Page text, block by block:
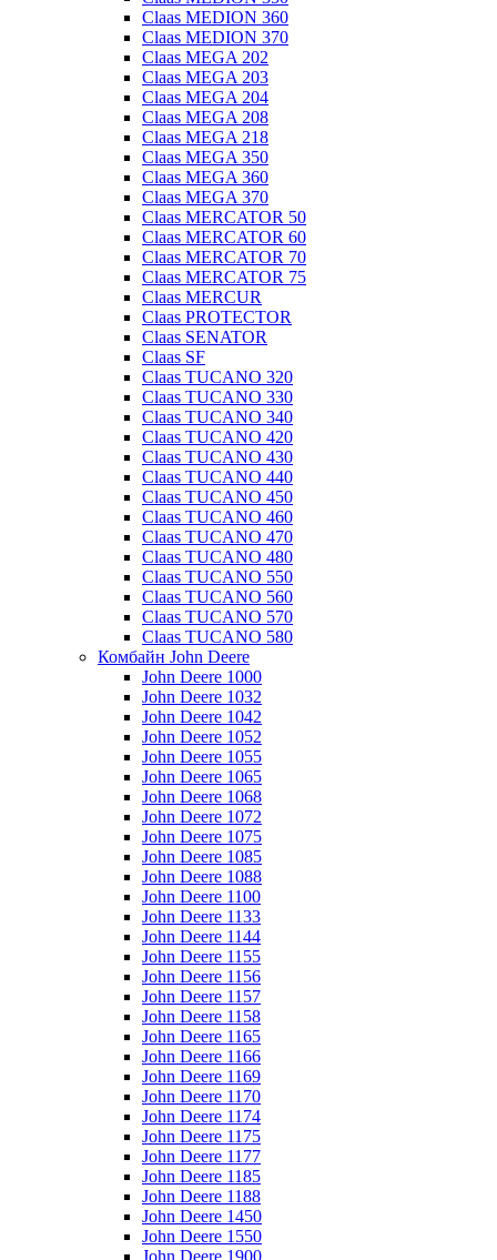
Claas MEDION 360
Claas MEDION 370
Claas MEGA 202
Claas MEGA 203
Claas MEGA 204
Claas MEGA 208
Claas MEGA 218
Claas MEGA 350
Claas MEGA 360
Claas MEGA 370
Claas MERCATOR 50
Claas MERCATOR 60
Claas MERCATOR 70
Claas MERCATOR 75
Claas MERCUR
Claas PROTECTOR
Claas SENATOR
Claas SF
Claas TUCANO 320
Claas TUCANO 330
Claas TUCANO 340
Claas TUCANO 420
Claas TUCANO 430
Claas TUCANO 440
Claas TUCANO 450
Claas TUCANO 460
Claas TUCANO 470
Claas TUCANO 480
Claas TUCANO 550
Claas TUCANO 560
Claas TUCANO 570
Claas TUCANO 580
Комбайн John Deere
John Deere 1000
John Deere 1032
John Deere 1042
John Deere 1052
John Deere 1055
John Deere 1065
John Deere 1068
John Deere 1072
John Deere 1075
John Deere 1085
John Deere 1088
John Deere 1100
John Deere 1133
John Deere 1144
John Deere 1155
John Deere 1156
John Deere 1157
John Deere 1158
John Deere 1165
John Deere 1166
John Deere 1169
John Deere 1170
John Deere 1174
John Deere 1175
John Deere 1177
John Deere 1185
John Deere 1188
John Deere 1450
John Deere 1550
John Deere 1900